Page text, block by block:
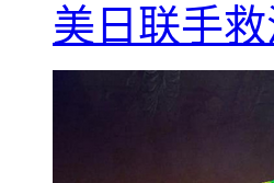
美日联手